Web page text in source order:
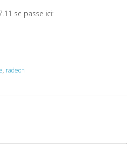
se passe ici:
, radeon